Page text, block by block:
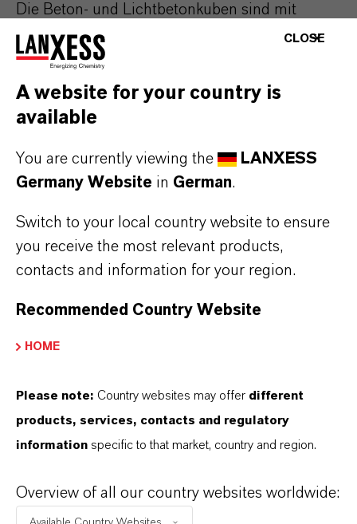
Die Beton- und Lichtbetonkuben sind mit
Drainmörtel auf den Unterbau und in den
Randbereichen direkt auf die Bodenplatte
montiert. Drainmörtel in Kombination mit
Stufendrainage sorgen für die notwendige
Anorganische Pigmente für
langlebige Bauwerke
LANXESS ist der weltweit größte Hersteller von
synthetischen Eisenoxidpigmenten und einer
der führenden Produzenten von anorganischen
Geschäftsbereich Inorganic Pigments verfügt
Herstellung und Handhabung von Pigmenten
ebenso wie für die Verarbeitung bei der
Betonherstellung. „Das technische Service-
bezüglich der farbmetrischen und
CLOSE
A website for your country is
available
You are currently viewing the
LANXESS
Germany Website in German.
Switch to your local country website to ensure
you receive the most relevant products,
contacts and information for your region.
Recommended Country Website
HOME
Please note: Country websites may offer different
products, services, contacts and regulatory
information specific to that market, country and region.
Overview of all our country websites worldwide: